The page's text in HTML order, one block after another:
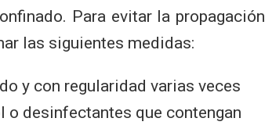
Para evitar la propagación
las siguientes medidas:
y con regularidad varias veces
o desinfectantes que contengan